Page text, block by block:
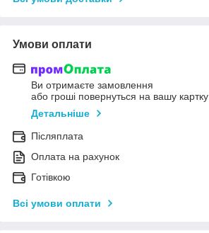
Умови оплати
Ви отримаєте замовлення
або гроші повернуться на вашу картку
Детальніше
Післяплата
Оплата на рахунок
Готівкою
Всі умови оплати